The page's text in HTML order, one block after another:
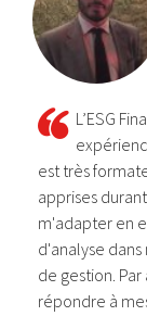
L’ESG
est très
apprises
m'adapter en
d'analyse
de gestion.
répondre à